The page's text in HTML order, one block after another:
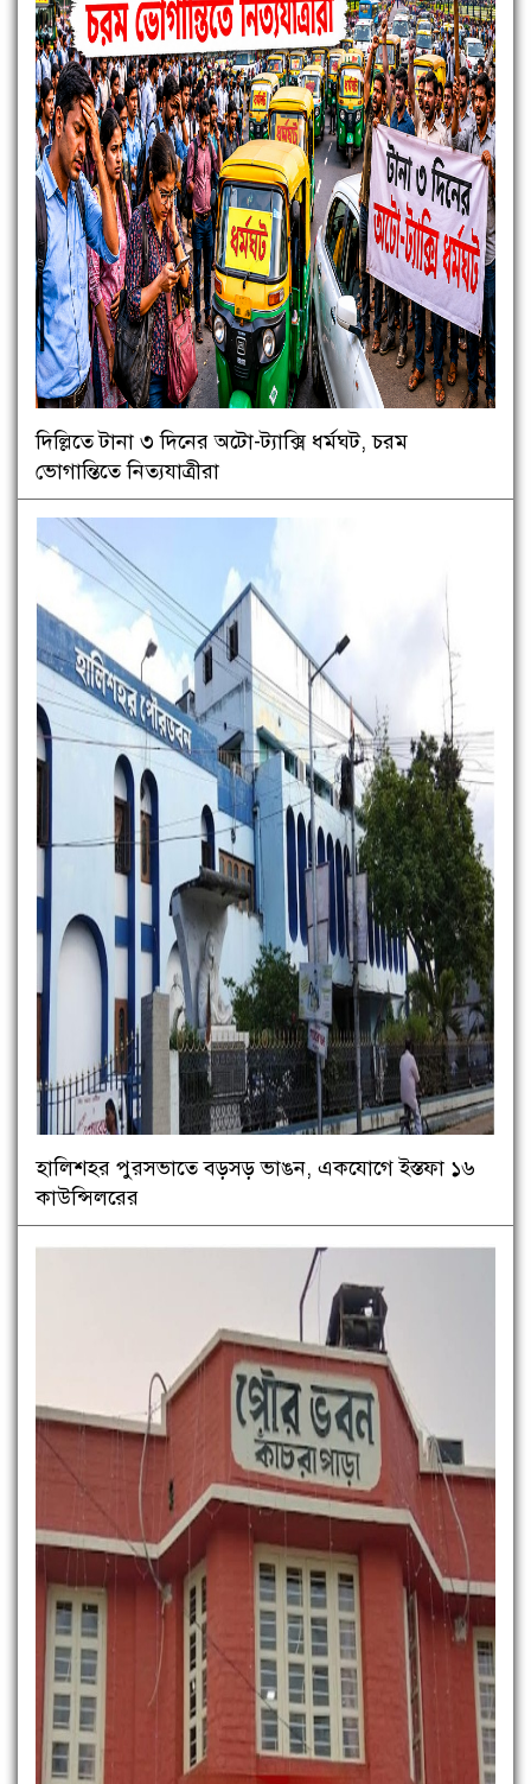
দিল্লিতে টানা ৩ দিনের অটো-ট্যাক্সি ধর্মঘট, চরম
ভোগান্তিতে নিত্যযাত্রীরা
হালিশহর পুরসভাতে বড়সড় ভাঙন, একযোগে ইস্তফা ১৬
কাউন্সিলরের